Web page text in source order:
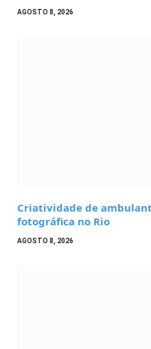
AGOSTO 8, 2026
Criatividade de
fotográfica no Rio
AGOSTO 8, 2026